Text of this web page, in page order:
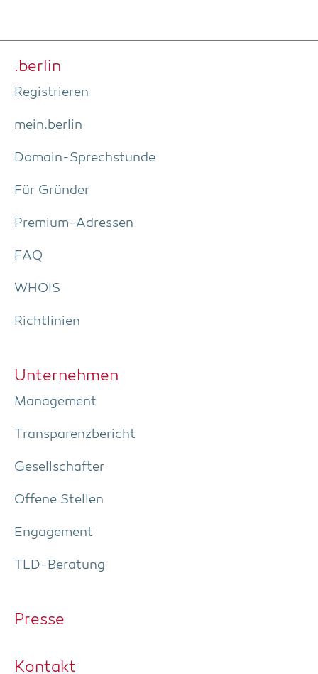
.ber­lin
Regis­trie­ren
mein.berlin
Domain-Sprech­stun­de
Für Grün­der
Pre­­mi­um-Adres­­sen
FAQ
WHOIS
Richt­li­ni­en
Unter­neh­men
Manage­ment
Trans­pa­renz­be­richt
Gesell­schaf­ter
Offe­ne Stellen
Enga­ge­ment
TLD-Bera­tung
Pres­se
Kon­takt